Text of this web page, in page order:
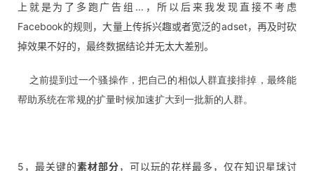
上就是为了多跑广告组...，所以后来我发现直接不考虑
Facebook的规则，大量上传拆兴趣或者宽泛的adset，再及时砍
掉效果不好的，最终数据结论并无太大差别。
之前提到过一个骚操作，把自己的相似人群直接排掉，最终能
帮助系统在常规的扩量时候加速扩大到一批新的人群。
5，最关键的素材部分，可以玩的花样最多，仅在知识星球讨